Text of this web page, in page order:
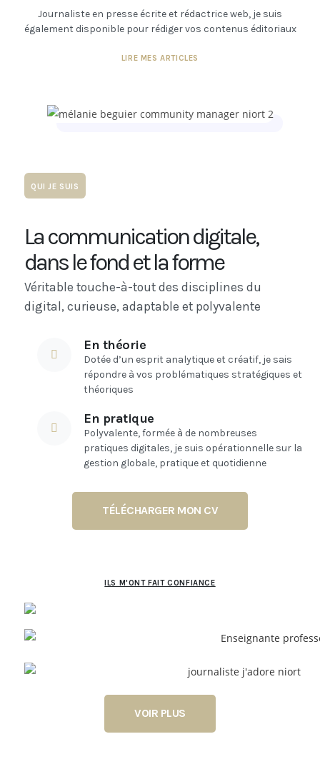
Journaliste en presse écrite et rédactrice web, je suis
également disponible pour rédiger vos contenus éditoriaux
LIRE MES ARTICLES
QUI JE SUIS
La communication digitale,
dans le fond et la forme
Véritable touche-à-tout des disciplines du
digital, curieuse, adaptable et polyvalente
En théorie
Dotée d’un esprit analytique et créatif, je sais
répondre à vos problématiques stratégiques et
théoriques
En pratique
Polyvalente, formée à de nombreuses
pratiques digitales, je suis opérationnelle sur la
gestion globale, pratique et quotidienne
TÉLÉCHARGER MON CV
ILS M'ONT FAIT CONFIANCE
VOIR PLUS